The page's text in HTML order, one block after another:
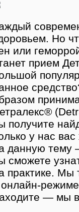
Но
или
прием
получите
у нас
данную тему
сможете
практике. Мы
— мы